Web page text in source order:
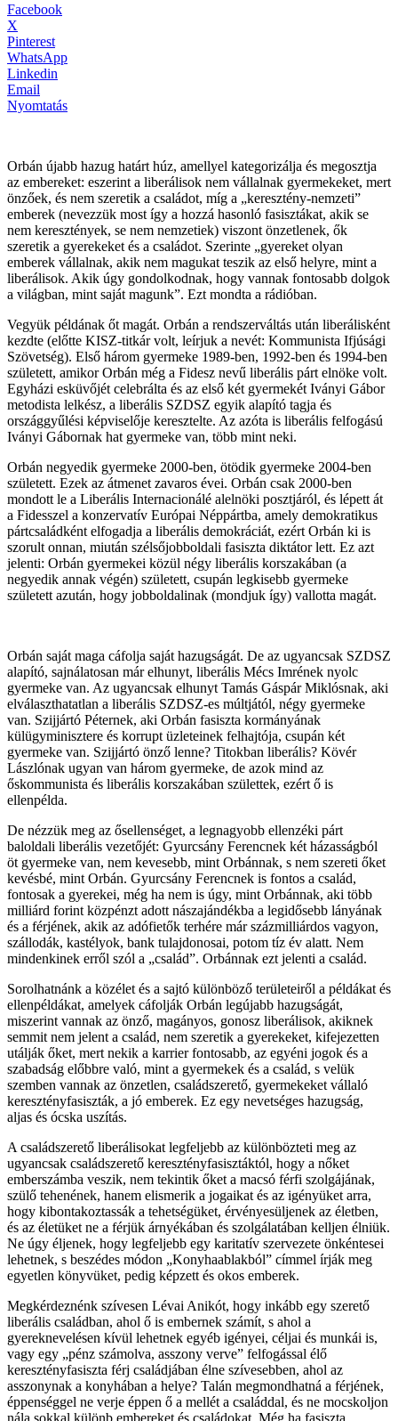
Facebook
X
Pinterest
WhatsApp
Linkedin
Email
Nyomtatás
Orbán újabb hazug határt húz, amellyel kategorizálja és megosztja
az embereket: eszerint a liberálisok nem vállalnak gyermekeket, mert
önzőek, és nem szeretik a családot, míg a „keresztény-nemzeti”
emberek (nevezzük most így a hozzá hasonló fasisztákat, akik se
nem keresztények, se nem nemzetiek) viszont önzetlenek, ők
szeretik a gyerekeket és a családot. Szerinte „gyereket olyan
emberek vállalnak, akik nem magukat teszik az első helyre, mint a
liberálisok. Akik úgy gondolkodnak, hogy vannak fontosabb dolgok
a világban, mint saját magunk”. Ezt mondta a rádióban.
Vegyük példának őt magát. Orbán a rendszerváltás után liberálisként
kezdte (előtte KISZ-titkár volt, leírjuk a nevét: Kommunista Ifjúsági
Szövetség). Első három gyermeke 1989-ben, 1992-ben és 1994-ben
született, amikor Orbán még a Fidesz nevű liberális párt elnöke volt.
Egyházi esküvőjét celebrálta és az első két gyermekét Iványi Gábor
metodista lelkész, a liberális SZDSZ egyik alapító tagja és
országgyűlési képviselője keresztelte. Az azóta is liberális felfogású
Iványi Gábornak hat gyermeke van, több mint neki.
Orbán negyedik gyermeke 2000-ben, ötödik gyermeke 2004-ben
született. Ezek az átmenet zavaros évei. Orbán csak 2000-ben
mondott le a Liberális Internacionálé alelnöki posztjáról, és lépett át
a Fidesszel a konzervatív Európai Néppártba, amely demokratikus
pártcsaládként elfogadja a liberális demokráciát, ezért Orbán ki is
szorult onnan, miután szélsőjobboldali fasiszta diktátor lett. Ez azt
jelenti: Orbán gyermekei közül négy liberális korszakában (a
negyedik annak végén) született, csupán legkisebb gyermeke
született azután, hogy jobboldalinak (mondjuk így) vallotta magát.
Orbán saját maga cáfolja saját hazugságát. De az ugyancsak SZDSZ
alapító, sajnálatosan már elhunyt, liberális Mécs Imrének nyolc
gyermeke van. Az ugyancsak elhunyt Tamás Gáspár Miklósnak, aki
elválaszthatatlan a liberális SZDSZ-es múltjától, négy gyermeke
van. Szijjártó Péternek, aki Orbán fasiszta kormányának
külügyminisztere és korrupt üzleteinek felhajtója, csupán két
gyermeke van. Szijjártó önző lenne? Titokban liberális? Kövér
Lászlónak ugyan van három gyermeke, de azok mind az
őskommunista és liberális korszakában születtek, ezért ő is
ellenpélda.
De nézzük meg az ősellenséget, a legnagyobb ellenzéki párt
baloldali liberális vezetőjét: Gyurcsány Ferencnek két házasságból
öt gyermeke van, nem kevesebb, mint Orbánnak, s nem szereti őket
kevésbé, mint Orbán. Gyurcsány Ferencnek is fontos a család,
fontosak a gyerekei, még ha nem is úgy, mint Orbánnak, aki több
milliárd forint közpénzt adott nászajándékba a legidősebb lányának
és a férjének, akik az adófietők terhére már százmilliárdos vagyon,
szállodák, kastélyok, bank tulajdonosai, potom tíz év alatt. Nem
mindenkinek erről szól a „család”. Orbánnak ezt jelenti a család.
Sorolhatnánk a közélet és a sajtó különböző területeiről a példákat és
ellenpéldákat, amelyek cáfolják Orbán legújabb hazugságát,
miszerint vannak az önző, magányos, gonosz liberálisok, akiknek
semmit nem jelent a család, nem szeretik a gyerekeket, kifejezetten
utálják őket, mert nekik a karrier fontosabb, az egyéni jogok és a
szabadság előbbre való, mint a gyermekek és a család, s velük
szemben vannak az önzetlen, családszerető, gyermekeket vállaló
keresztényfasiszták, a jó emberek. Ez egy nevetséges hazugság,
aljas és ócska uszítás.
A családszerető liberálisokat legfeljebb az különbözteti meg az
ugyancsak családszerető keresztényfasisztáktól, hogy a nőket
emberszámba veszik, nem tekintik őket a macsó férfi szolgájának,
szülő tehenének, hanem elismerik a jogaikat és az igényüket arra,
hogy kibontakoztassák a tehetségüket, érvényesüljenek az életben,
és az életüket ne a férjük árnyékában és szolgálatában kelljen élniük.
Ne úgy éljenek, hogy legfeljebb egy karitatív szervezete önkéntesei
lehetnek, s beszédes módon „Konyhaablakból” címmel írják meg
egyetlen könyvüket, pedig képzett és okos emberek.
Megkérdeznénk szívesen Lévai Anikót, hogy inkább egy szerető
liberális családban, ahol ő is embernek számít, s ahol a
gyereknevelésen kívül lehetnek egyéb igényei, céljai és munkái is,
vagy egy „pénz számolva, asszony verve” felfogással élő
keresztényfasiszta férj családjában élne szívesebben, ahol az
asszonynak a konyhában a helye? Talán megmondhatná a férjének,
éppenséggel ne verje éppen ő a mellét a családdal, és ne mocskoljon
nála sokkal különb embereket és családokat. Még ha fasiszta